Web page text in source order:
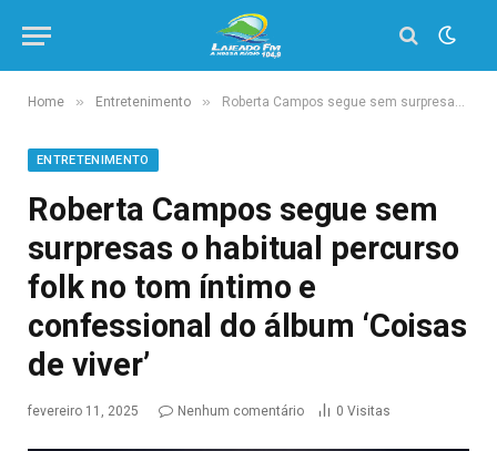
Home » Entretenimento » Roberta Campos segue sem surpresas o habitual percurso folk no tom íntimo e confessional do álbum ‘Coisas de viver’
ENTRETENIMENTO
Roberta Campos segue sem
surpresas o habitual percurso
folk no tom íntimo e
confessional do álbum ‘Coisas
de viver’
fevereiro 11, 2025 Nenhum comentário 0 Visitas